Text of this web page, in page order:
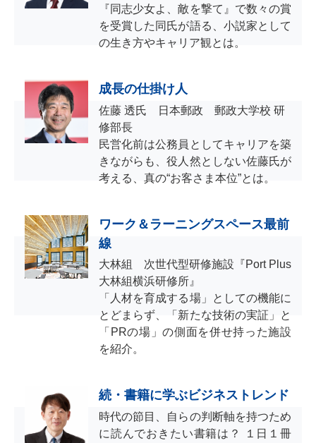
『同志少女よ、敵を撃て』で数々の賞
を受賞した同氏が語る、小説家として
の生き方やキャリア観とは。
成長の仕掛け人
佐藤 透氏 日本郵政 郵政大学校 研
修部長
民営化前は公務員としてキャリアを築
きながらも、役人然としない佐藤氏が
考える、真の“お客さま本位”とは。
ワーク＆ラーニングスペース最前
線
大林組 次世代型研修施設『Port Plus
大林組横浜研修所』
「人材を育成する場」としての機能に
とどまらず、「新たな技術の実証」と
「PRの場」の側面を併せ持った施設
を紹介。
続・書籍に学ぶビジネストレンド
時代の節目、自らの判断軸を持つため
に読んでおきたい書籍は？ １日１冊